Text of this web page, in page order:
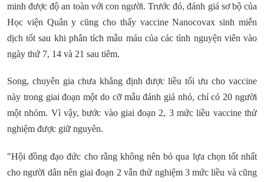
minh được độ an toàn với con người. Trước đó, đánh giá sơ bộ của
Học viện Quân y cũng cho thấy vaccine Nanocovax sinh miễn
dịch tốt sau khi phân tích mẫu máu của các tình nguyện viên vào
ngày thứ 7, 14 và 21 sau tiêm.
Song, chuyên gia chưa khẳng định được liều tối ưu cho vaccine
này trong giai đoạn một do cỡ mẫu đánh giá nhỏ, chỉ có 20 người
một nhóm. Vì vậy, bước vào giai đoạn 2, 3 mức liều vaccine thử
nghiệm được giữ nguyên.
"Hội đồng đạo đức cho rằng không nên bỏ qua lựa chọn tốt nhất
cho người dân nên giai đoạn 2 vẫn thử nghiệm 3 mức liều và cũng